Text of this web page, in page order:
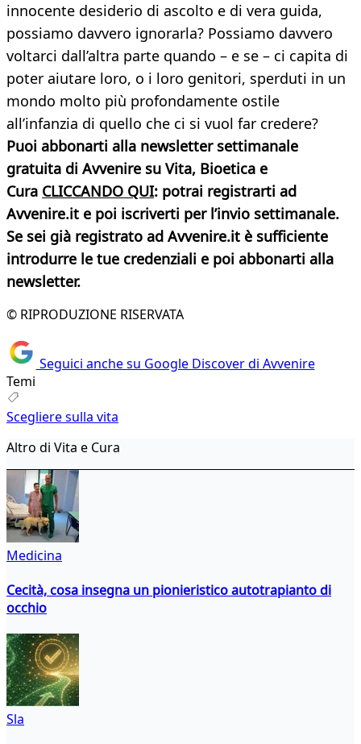
innocente desiderio di ascolto e di vera guida,
possiamo davvero ignorarla? Possiamo davvero
voltarci dall’altra parte quando – e se – ci capita di
poter aiutare loro, o i loro genitori, sperduti in un
mondo molto più profondamente ostile
all’infanzia di quello che ci si vuol far credere?
Puoi abbonarti alla newsletter settimanale
gratuita di Avvenire su Vita, Bioetica e
Cura CLICCANDO QUI: potrai registrarti ad
Avvenire.it e poi iscriverti per l’invio settimanale.
Se sei già registrato ad Avvenire.it è sufficiente
introdurre le tue credenziali e poi abbonarti alla
newsletter.
© RIPRODUZIONE RISERVATA
Seguici anche su Google Discover di Avvenire
Temi
Scegliere sulla vita
Altro di Vita e Cura
Medicina
Cecità, cosa insegna un pionieristico autotrapianto di
occhio
Sla